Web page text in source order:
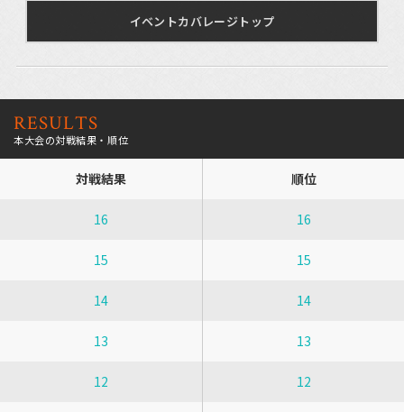
イベントカバレージトップ
RESULTS
本大会の対戦結果・順位
対戦結果 順位
16 16
15 15
14 14
13 13
12 12